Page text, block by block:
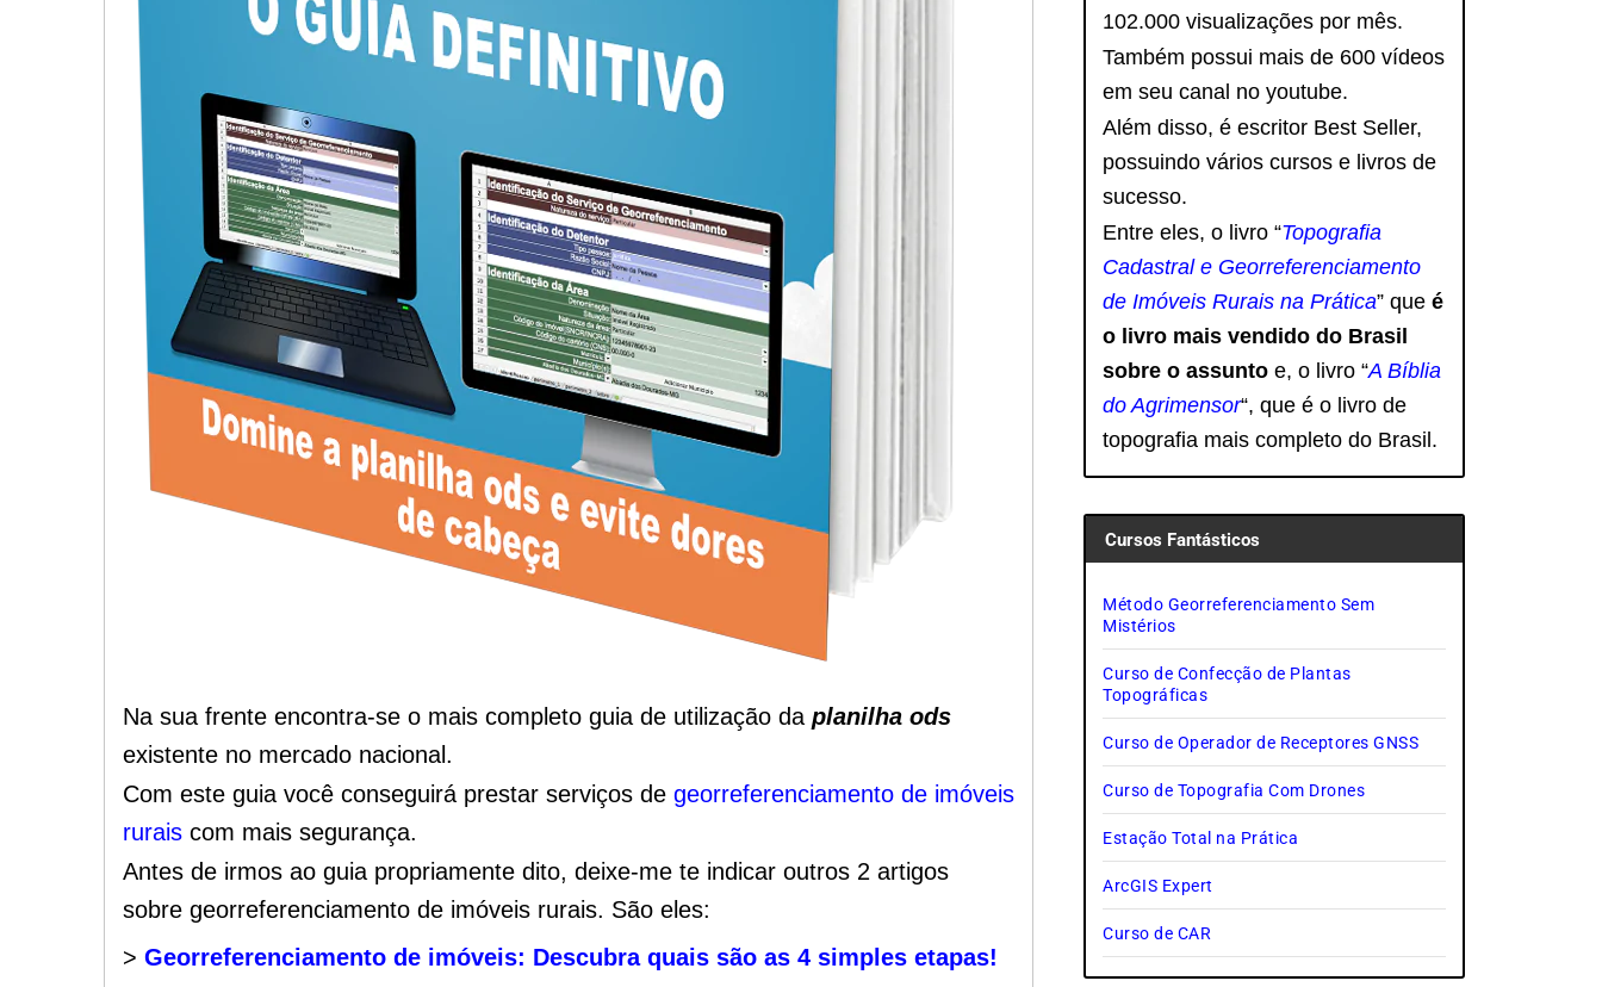
Na sua frente encontra-se o mais completo guia de utilização da planilha ods
existente no mercado nacional.
Com este guia você conseguirá prestar serviços de georreferenciamento de imóveis
rurais com mais segurança.
Antes de irmos ao guia propriamente dito, deixe-me te indicar outros 2 artigos
sobre georreferenciamento de imóveis rurais. São eles:
> Georreferenciamento de imóveis: Descubra quais são as 4 simples etapas!
102.000 visualizações por mês.
Também possui mais de 600 vídeos
em seu canal no youtube.
Além disso, é escritor Best Seller,
possuindo vários cursos e livros de
sucesso.
Entre eles, o livro “Topografia
Cadastral e Georreferenciamento
de Imóveis Rurais na Prática” queé
o livro mais vendido do Brasil
sobre o assuntoe, o livro “A Bíblia
do Agrimensor“, que é o livro de
topografia mais completo do Brasil.
Cursos Fantásticos
Método Georreferenciamento Sem
Mistérios
Curso de Confecção de Plantas
Topográficas
Curso de Operador de Receptores GNSS
Curso de Topografia Com Drones
Estação Total na Prática
ArcGIS Expert
Curso de CAR